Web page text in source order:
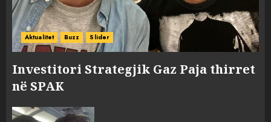
Aktualitet Buzz Slider
Investitori Strategjik Gaz Paja thirret
në SPAK